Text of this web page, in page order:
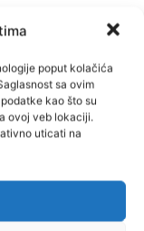
poput kolačića
sa ovim
kao što su
ovoj veb lokaciji.
uticati na